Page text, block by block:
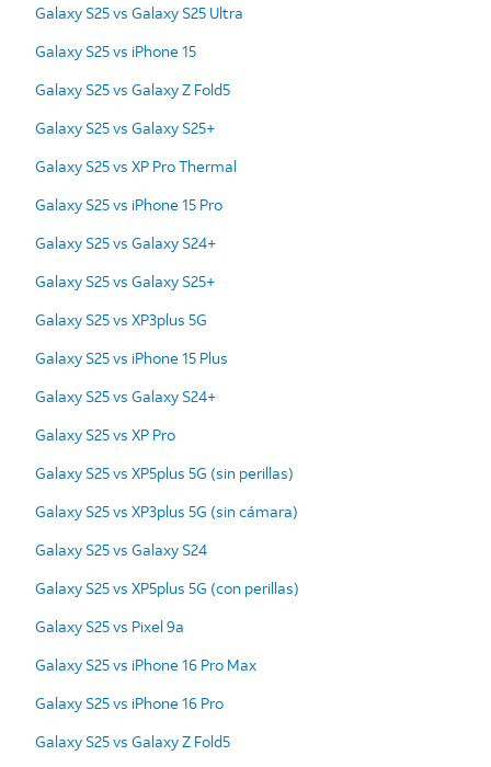
Galaxy S25 vs Galaxy S25 Ultra
Galaxy S25 vs iPhone 15
Galaxy S25 vs Galaxy Z Fold5
Galaxy S25 vs Galaxy S25+
Galaxy S25 vs XP Pro Thermal
Galaxy S25 vs iPhone 15 Pro
Galaxy S25 vs Galaxy S24+
Galaxy S25 vs Galaxy S25+
Galaxy S25 vs XP3plus 5G
Galaxy S25 vs iPhone 15 Plus
Galaxy S25 vs Galaxy S24+
Galaxy S25 vs XP Pro
Galaxy S25 vs XP5plus 5G (sin perillas)
Galaxy S25 vs XP3plus 5G (sin cámara)
Galaxy S25 vs Galaxy S24
Galaxy S25 vs XP5plus 5G (con perillas)
Galaxy S25 vs Pixel 9a
Galaxy S25 vs iPhone 16 Pro Max
Galaxy S25 vs iPhone 16 Pro
Galaxy S25 vs Galaxy Z Fold5